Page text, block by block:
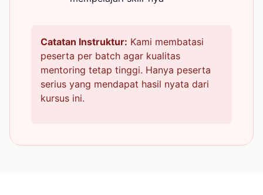
Catatan Instruktur: Kami membatasi
peserta per batch agar kualitas
mentoring tetap tinggi. Hanya peserta
serius yang mendapat hasil nyata dari
kursus ini.